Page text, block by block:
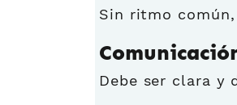
Sin ritmo común,
Debe ser clara y